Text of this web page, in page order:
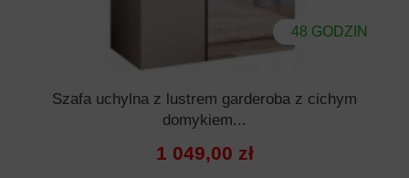
48 GODZIN
Szafa uchylna z lustrem garderoba z cichym
domykiem...
1 049,00 zł